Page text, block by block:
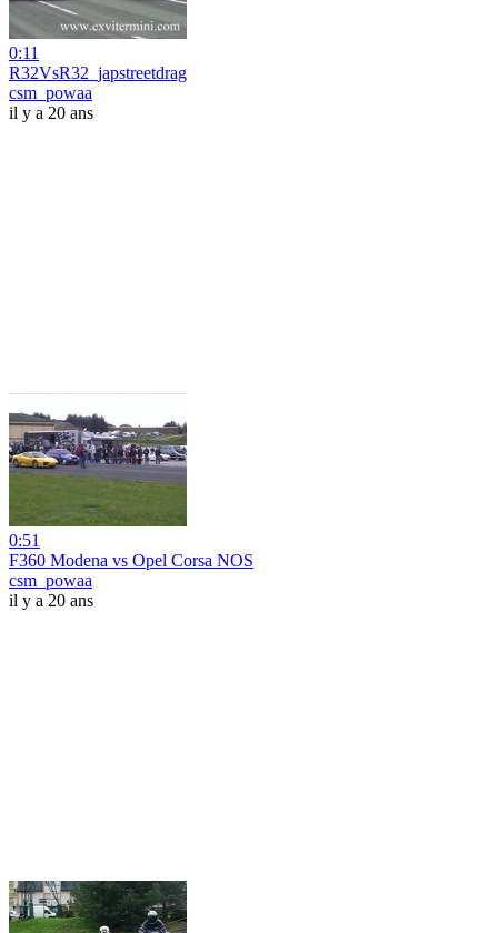
0:11
R32VsR32_japstreetdrag
csm_powaa
il y a 20 ans
0:51
F360 Modena vs Opel Corsa NOS
csm_powaa
il y a 20 ans